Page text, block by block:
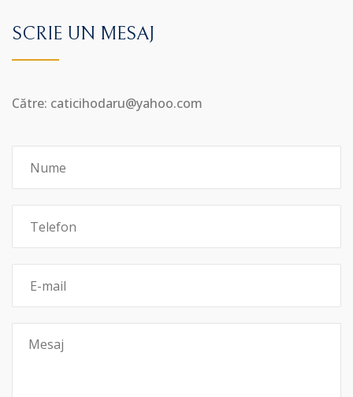
SCRIE UN MESAJ
Către: caticihodaru@yahoo.com